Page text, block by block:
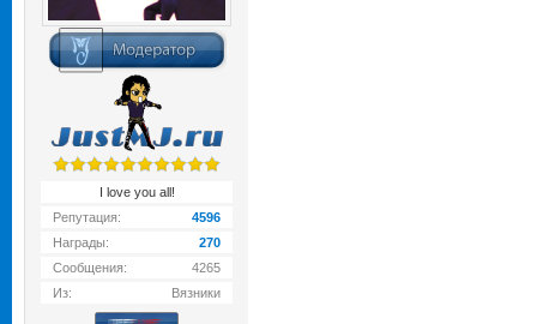
I love you all!
Репутация:
4596
Награды:
270
Сообщения:
4265
Из:
Вязники